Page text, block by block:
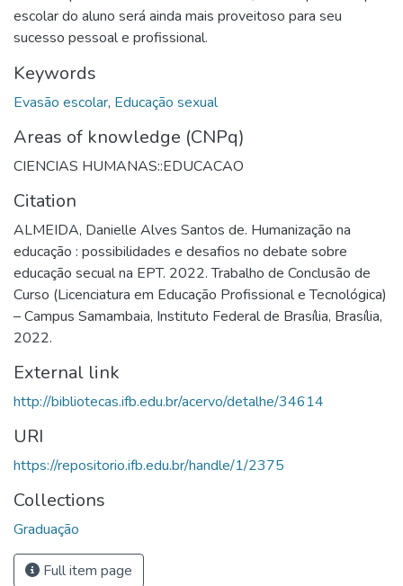
escolar do aluno será ainda mais proveitoso para seu
sucesso pessoal e profissional.
Keywords
Evasão escolar, Educação sexual
Areas of knowledge (CNPq)
CIENCIAS HUMANAS::EDUCACAO
Citation
ALMEIDA, Danielle Alves Santos de. Humanização na
educação : possibilidades e desafios no debate sobre
educação secual na EPT. 2022. Trabalho de Conclusão de
Curso (Licenciatura em Educação Profissional e Tecnológica)
– Campus Samambaia, Instituto Federal de Brasília, Brasília,
2022.
External link
http://bibliotecas.ifb.edu.br/acervo/detalhe/34614
URI
https://repositorio.ifb.edu.br/handle/1/2375
Collections
Graduação
Full item page